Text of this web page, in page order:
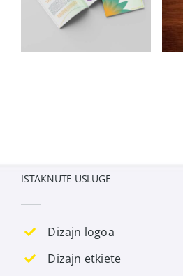
ISTAKNUTE USLUGE
Dizajn logoa
Dizajn etkiete